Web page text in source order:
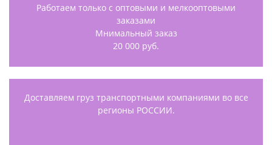
Работаем только с оптовыми и мелкооптовыми
заказами
Мнимальный заказ
20 000 руб.
Доставляем груз транспортными компаниями во все
регионы РОССИИ.